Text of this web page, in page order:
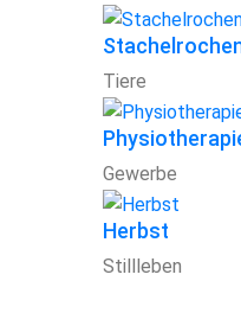
Tiere
Gewerbe
Herbst
Stillleben